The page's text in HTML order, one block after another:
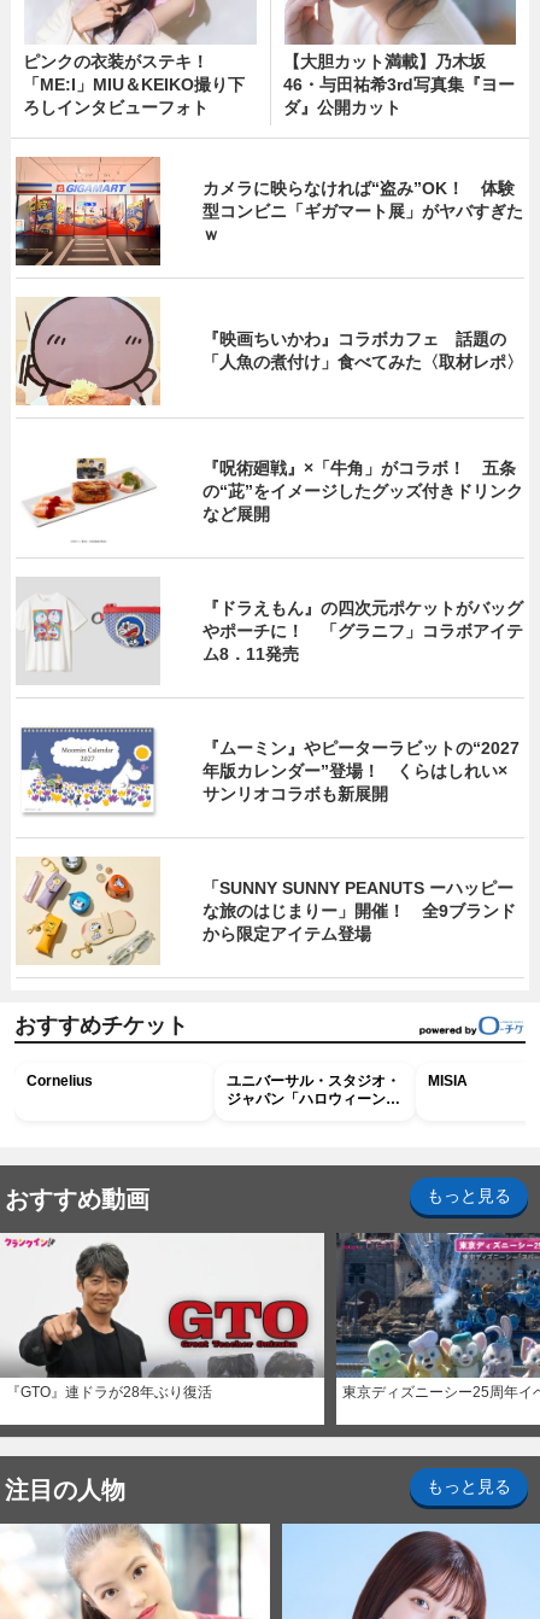
ピンクの衣装がステキ！
「ME:I」MIU＆KEIKO撮り下
ろしインタビューフォト
【大胆カット満載】乃木坂
46・与田祐希3rd写真集『ヨー
ダ』公開カット
カメラに映らなければ“盗み”OK！ 体験
型コンビニ「ギガマート展」がヤバすぎた
ｗ
『映画ちいかわ』コラボカフェ 話題の
「人魚の煮付け」食べてみた〈取材レポ〉
『呪術廻戦』×「牛角」がコラボ！ 五条
の“茈”をイメージしたグッズ付きドリンク
など展開
『ドラえもん』の四次元ポケットがバッグ
やポーチに！ 「グラニフ」コラボアイテ
ム8．11発売
『ムーミン』やピーターラビットの“2027
年版カレンダー”登場！ くらはしれい×
サンリオコラボも新展開
「SUNNY SUNNY PEANUTS ーハッピー
な旅のはじまりー」開催！ 全9ブランド
から限定アイテム登場
おすすめチケット
Cornelius
ユニバーサル・スタジオ・
ジャパン「ハロウィーン・
MISIA
おすすめ動画 もっと見る
『GTO』連ドラが28年ぶり復活 東京ディズニーシー25周年イ
注目の人物 もっと見る